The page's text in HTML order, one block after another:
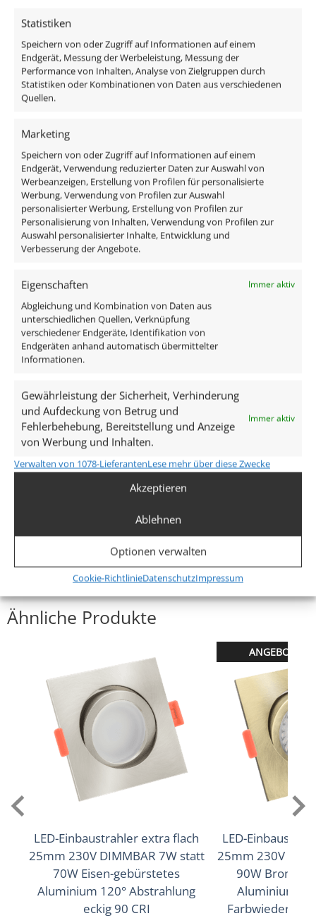
Statistiken
Speichern von oder Zugriff auf Informationen auf einem
Endgerät, Messung der Werbeleistung, Messung der
Performance von Inhalten, Analyse von Zielgruppen durch
Statistiken oder Kombinationen von Daten aus verschiedenen
Quellen.
Marketing
Speichern von oder Zugriff auf Informationen auf einem
Endgerät, Verwendung reduzierter Daten zur Auswahl von
Werbeanzeigen, Erstellung von Profilen für personalisierte
Werbung, Verwendung von Profilen zur Auswahl
personalisierter Werbung, Erstellung von Profilen zur
Personalisierung von Inhalten, Verwendung von Profilen zur
Auswahl personalisierter Inhalte, Entwicklung und
Verbesserung der Angebote.
Eigenschaften Immer aktiv
Abgleichung und Kombination von Daten aus
unterschiedlichen Quellen, Verknüpfung
verschiedener Endgeräte, Identifikation von
Endgeräten anhand automatisch übermittelter
Informationen.
Gewährleistung der Sicherheit, Verhinderung
und Aufdeckung von Betrug und
Fehlerbehebung, Bereitstellung und Anzeige
von Werbung und Inhalten.
Immer aktiv
Verwalten von 1078-LieferantenLese mehr über diese Zwecke
Akzeptieren
Ablehnen
Optionen verwalten
Cookie-RichtlinieDatenschutzImpressum
Funkdimmer
Zigbee / Philips Hue
Milchglas, ist austauschbar und ist direkt
anschlussfertig an 230V, da alle benötigten
Komponenten im Lieferumfang enthalten sind:
1x Einbaurahmen Aluminium rund silber-
gebürstet
1x ultra flaches LED-Modul
Gesamtmaße
82×82×25mm
Lochausschnitt Ø
68–78mm
Spannung (V)
AC 230V
Leistung (W)
Dimmbarkeit
Ja
120° Milchglas
Lichtstrom (Lumen)
400lm(2700K (Warmweiß)), 420lm
(Warmweiß))
450lm(4000K (Neutralweiß))
Lichtfarbtemperatur (K)
2700K (Warmweiß), 3000K (Warmweiß), 4000K
(Neutralweiß)
Farbwiedergabe (CRI / Ra)
Mehr anzeigen
Ähnliche Produkte
LED-Einbaustrahler extra flach
25mm 230V DIMMBAR 7W statt
70W Eisen-gebürstetes
Aluminium 120° Abstrahlung
eckig 90 CRI
ANGEBOT:
LED-
25mm 230V
90W Bronze-
Aluminium